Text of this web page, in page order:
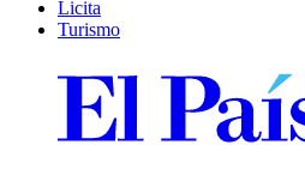
Licita
Turismo